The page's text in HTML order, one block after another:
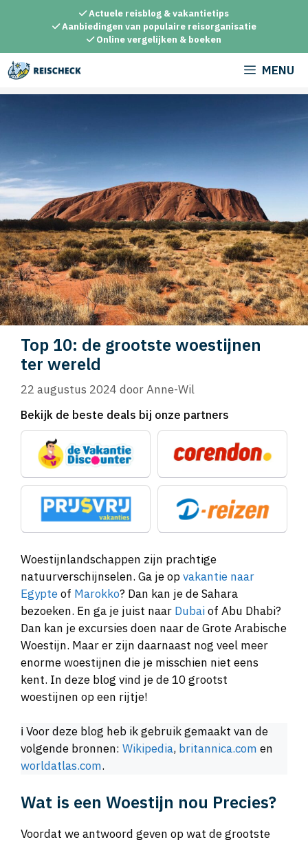
inhoud
Actuele reisblog & vakantietips
Aanbiedingen van populaire reisorganisatie
Online vergelijken & boeken
MENU
Top 10: de grootste woestijnen
ter wereld
22 augustus 2024 doorAnne-Wil
Bekijk de beste deals bij onze partners
Woestijnlandschappen zijn prachtige
natuurverschijnselen. Ga je opvakantie naar
Egypteof Marokko? Dan kan je de Sahara
bezoeken. En ga je juist naar Dubaiof Abu Dhabi?
Dan kan je excursies doen naar de Grote Arabische
Woestijn. Maar er zijn daarnaast nog veel meer
enorme woestijnen die je misschien niet eens
kent. In deze blog vind je de 10 grootst
woestijnen op een rijtje!
ℹ️ Voor deze blog heb ik gebruik gemaakt van de
volgende bronnen: Wikipedia, britannica.com en
worldatlas.com.
Wat is een Woestijn nou Precies?
Voordat we antwoord geven op wat de grootste